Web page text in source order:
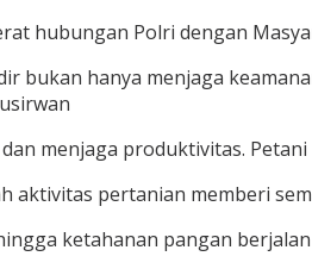
hubungan Polri dengan
bukan hanya menjaga
menjaga produktivitas.
pertanian memberi
ketahanan pangan